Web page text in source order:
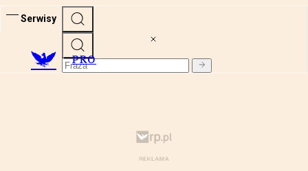
Serwisy
PRO